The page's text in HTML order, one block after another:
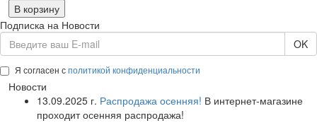
В корзину
Подписка на Новости
OK
Я согласен сполитикой конфиденциальности
Новости
13.09.2025 г. Распродажа осенняя! В интернет-магазине
проходит осенняя распродажа!